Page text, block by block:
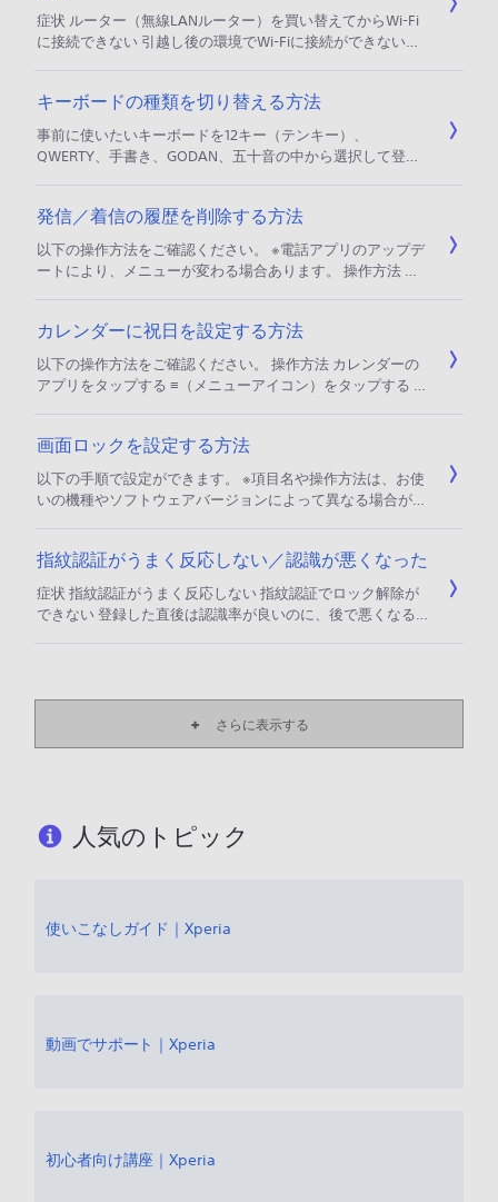
かざす際の注意事項」の項目をご確認ください。
症状 ルーター（無線LANルーター）を買い替えてからWi-Fi
に接続できない 引越し後の環境でWi-Fiに接続ができない
の接続が不安定になる ※お使いの機種により、操作メニュー
の表示が異なることがあります。 操作の詳細は、取扱説明書
やヘルプガイドをご確認ください。 ユーザーガイドダウンロ
ード
キーボードの種類を切り替える方法
事前に使いたいキーボードを12キー（テンキー）、
QWERTY、手書き、GODAN、五十音の中から選択して登録
から歯車アイコンが現れたら指を離す 言語から日本語をタッ
プする 上部に使用できるキーボードが表示されたら、使いた
いキーボードのラジオボタンをタップします。（オンにす
る） 完了をタップする 参考情報
発信／着信の履歴を削除する方法
以下の操作方法をご確認ください。 ※電話アプリのアップデ
ートにより、メニューが変わる場合あります。 操作方法 電
通話履歴が全件削除できます。 ＊個別に削除したい場合は、
削除したい履歴をロングタップすると削除の項目が表示され
ます。
カレンダーに祝日を設定する方法
以下の操作方法をご確認ください。 操作方法 カレンダーの
アプリをタップする ≡（メニューアイコン）をタップする 祝
画面ロックを設定する方法
以下の手順で設定ができます。 ※項目名や操作方法は、お使
いの機種やソフトウェアバージョンによって異なる場合があ
ら任意の方法をタップする
指紋認証がうまく反応しない／認識が悪くなった
症状 指紋認証がうまく反応しない 指紋認証でロック解除が
できない 登録した直後は認識率が良いのに、後で悪くなる
バックアップセキュリティを用いてロック解除を行ってくだ
さい。 現在の状況を確認し、STEPの順に操作をお試しくだ
さらに表示する
人気のトピック
使いこなしガイド｜Xperia
動画でサポート｜Xperia
初心者向け講座｜Xperia